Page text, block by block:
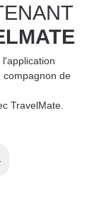
compagnon de
TravelMate.